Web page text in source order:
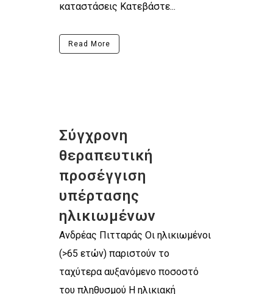
καταστάσεις Κατεβάστε...
Read More
Σύγχρονη
θεραπευτική
προσέγγιση
υπέρτασης
ηλικιωμένων
Ανδρέας Πιτταράς Οι ηλικιωμένοι
(>65 ετών) παριστούν το
ταχύτερα αυξανόμενο ποσοστό
του πληθυσμού Η ηλικιακή